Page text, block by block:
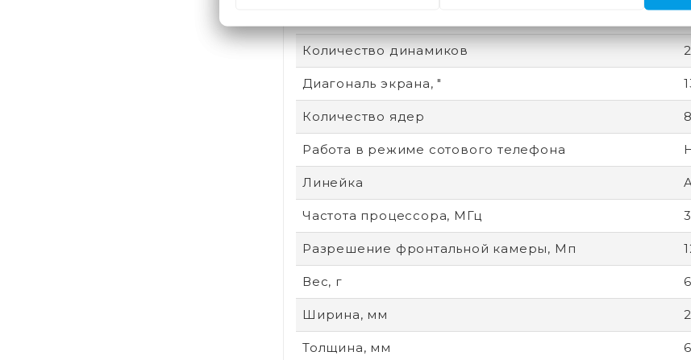
Количество динамиков 2
Диагональ экрана, "
Количество ядер 8
Работа в режиме сотового телефона
Линейка
Частота процессора, МГц
Разрешение фронтальной камеры, Мп
Вес, г
Ширина, мм
Толщина, мм